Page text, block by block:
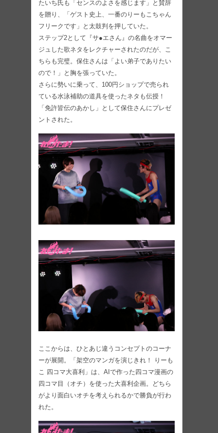
たいち氏も「センスのよさを感じます」と賛辞
を贈り、「ゲスト史上、一番のりーもこちゃん
フリークです」と太鼓判を押していた。
ステップ2として『サ●エさん』の名曲をオマー
ジュした歌ネタをレクチャーされたのだが、こ
ちらも完璧。保住さんは「よい弟子でありたい
ので！」と胸を張っていた。
さらに勢いに乗って、100円ショップで売られ
ている水泳補助の道具を使ったネタも伝授！
「免許皆伝のあかし」として保住さんにプレゼ
ントされた。
ここからは、ひとあじ違うコンセプトのコーナ
ーが展開。「架空のマンガを演じきれ！ りーも
こ 四コマ大喜利」は、AIで作った四コマ漫画の
四コマ目（オチ）を使った大喜利企画。どちら
がより面白いオチを考えられるかで勝負が行わ
れた。